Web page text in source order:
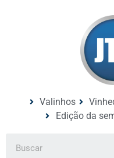
Valinhos
Edição da